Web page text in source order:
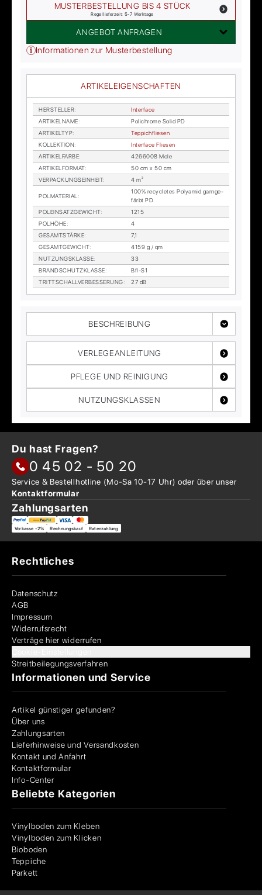
MUSTERBESTELLUNG BIS 4 STÜCK
Regellieferzeit: 5-7 Werktage
ANGEBOT ANFRAGEN
Informationen zur Musterbestellung
ARTIKELEIGENSCHAFTEN
HER­STEL­LER:
In­ter­face
AR­TI­KEL­NA­ME:
Po­lichro­me So­lid PD
AR­TI­KEL­TYP:
Tep­pich­flie­sen
KOL­LEK­TI­ON:
In­ter­face Flie­sen
AR­TI­KEL­FAR­BE:
4266008 Mole
AR­TI­KEL­FOR­MAT:
50 cm x 50 cm
VER­PA­CKUNGS­EIN­HEIT: 4 m²
POL­MA­TE­RI­AL :
100% re­cy­cle­tes Po­ly­amid garn­ge­
färbt PD
POL­EIN­SATZ­GE­WICHT:
1215
POL­HÖ­HE:
4
GE­SAMT­STÄR­KE:
7,1
GE­SAMT­GE­WICHT:
4159 g / qm
NUT­ZUNGS­KLAS­SE:
33
BRAND­SCHUTZ­KLAS­SE:
Bfl-S1
TRITT­SCHALL­VER­BES­SE­RUNG: 27 dB
BESCHREIBUNG
VERLEGEANLEITUNG
PFLEGE UND REINIGUNG
NUTZUNGSKLASSEN
Du hast Fragen?
0 45 02 - 50 20
Service & Bestellhotline (Mo-Sa 10-17 Uhr) oder überunser
Kontaktformular
Zahlungsarten
Vorkasse -2% Rechnungskauf Ratenzahlung
Rechtliches
Datenschutz
AGB
Impressum
Widerrufsrecht
Verträge hier widerrufen
Streitbeilegungsverfahren
Informationen und Service
Artikel günstiger gefunden?
Über uns
Zahlungsarten
Lieferhinweise und Versandkosten
Kontakt und Anfahrt
Kontaktformular
Info-Center
Beliebte Kategorien
Vinylboden zum Kleben
Vinylboden zum Klicken
Bioboden
Teppiche
Parkett